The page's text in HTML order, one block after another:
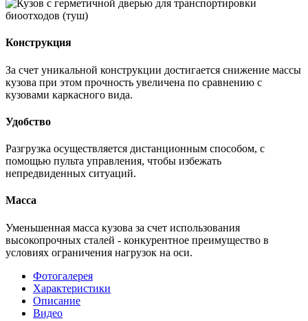
Конструкция
За счет уникальной конструкции достигается снижение массы
кузова при этом прочность увеличена по сравнению с
кузовами каркасного вида.
Удобство
Разгрузка осуществляется дистанционным способом, с
помощью пульта управления, чтобы избежать
непредвиденных ситуаций.
Масса
Уменьшенная масса кузова за счет использования
высокопрочных сталей - конкурентное преимущество в
условиях ограничения нагрузок на оси.
Фотогалерея
Характеристики
Описание
Видео